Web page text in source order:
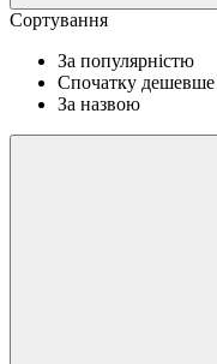
Сортування
За популярністю
Спочатку дешевше
За назвою